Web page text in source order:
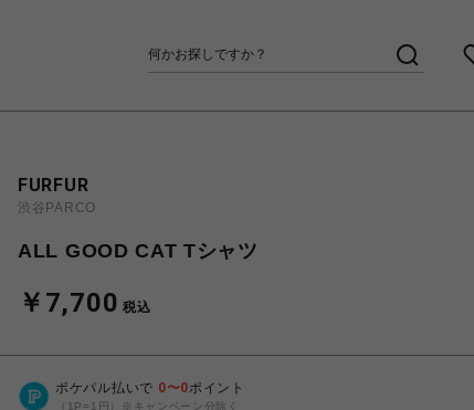
FURFUR
渋谷PARCO
ALL GOOD CAT Tシャツ
￥7,700 税込
ポケパル払いで 0〜0ポイント
（1P=1円）※キャンペーン分除く